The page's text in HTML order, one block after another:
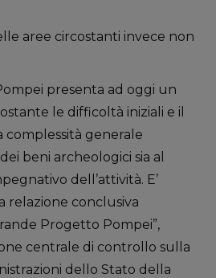
aree circostanti invece non
presenta ad oggi un
le difficoltà iniziali e il
complessità generale
beni archeologici sia al
dell’attività. E’
relazione conclusiva
Progetto Pompei”,
centrale di controllo sulla
dello Stato della